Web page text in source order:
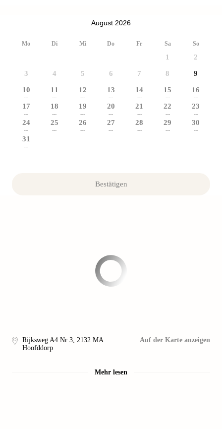
August 2026
Mo Di Mi Do Fr Sa So
1 2
3 4 5 6 7 8 9
10
---
11
---
12
---
13
---
14
---
15
---
16
---
17
---
18
---
19
---
20
---
21
---
22
---
23
---
24
---
25
---
26
---
27
---
28
---
29
---
30
---
31
---
Bestätigen
Rijksweg A4 Nr 3, 2132 MA
Hoofddorp
Auf der Karte anzeigen
Mehr lesen